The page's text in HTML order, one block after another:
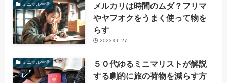
ミニマル生活
メルカリは時間のムダ？フリマ
やヤフオクをうまく使って物を
らす
2023-06-27
ミニマル生活
５０代ゆるミニマリストが解説
する劇的に旅の荷物を減らす方